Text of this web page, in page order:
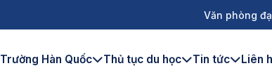
Văn phòng
Trường Hàn Quốc Thủ tục du học Tin tức Liên